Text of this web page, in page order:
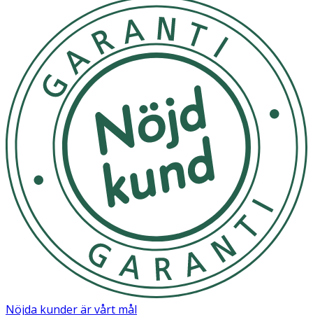
eliminerar både lukt och fukt för att hålla dig torr och
fräsch. TENA Silhouette Plus i storlek M kommer i en
förpackning med 12 stycken absorberande
engångsunderkläder.
Användning
- Tas enkelt av och på som vanliga underkläder.
- Bärs dagligen för skydd mot urinläckage och ökad
trygghet.
Förvaring
Förvaras under normala förhållanden, undvik extrema
temperaturer eller fukt.
TENA Silhouette Plus
M L
Nöjda kunder är vårt mål